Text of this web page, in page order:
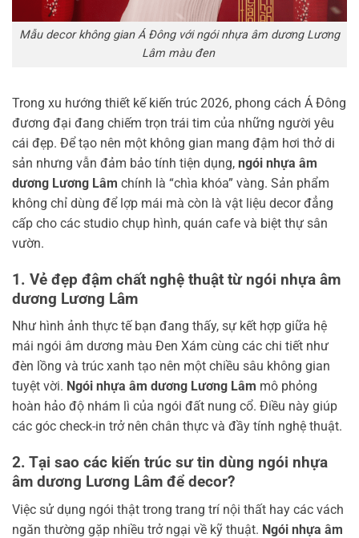
Mẫu decor không gian Á Đông với ngói nhựa âm dương Lương
Lâm màu đen
Trong xu hướng thiết kế kiến trúc 2026, phong cách Á Đông
đương đại đang chiếm trọn trái tim của những người yêu
cái đẹp. Để tạo nên một không gian mang đậm hơi thở di
sản nhưng vẫn đảm bảo tính tiện dụng, ngói nhựa âm
dương Lương Lâm chính là “chìa khóa” vàng. Sản phẩm
không chỉ dùng để lợp mái mà còn là vật liệu decor đẳng
cấp cho các studio chụp hình, quán cafe và biệt thự sân
vườn.
1. Vẻ đẹp đậm chất nghệ thuật từ ngói nhựa âm
dương Lương Lâm
Như hình ảnh thực tế bạn đang thấy, sự kết hợp giữa hệ
mái ngói âm dương màu Đen Xám cùng các chi tiết như
đèn lồng và trúc xanh tạo nên một chiều sâu không gian
tuyệt vời. Ngói nhựa âm dương Lương Lâm mô phỏng
hoàn hảo độ nhám lì của ngói đất nung cổ. Điều này giúp
các góc check-in trở nên chân thực và đầy tính nghệ thuật.
2. Tại sao các kiến trúc sư tin dùng ngói nhựa
âm dương Lương Lâm để decor?
Việc sử dụng ngói thật trong trang trí nội thất hay các vách
ngăn thường gặp nhiều trở ngại về kỹ thuật. Ngói nhựa âm